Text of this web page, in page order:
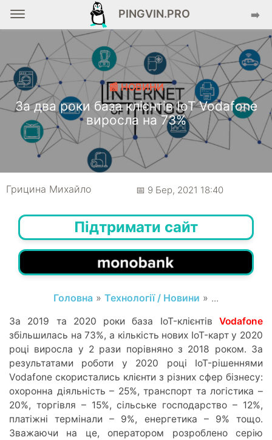
PINGVIN.PRO ➡️
📰 НОВИНИ
За два роки база клієнтів IoT Vodafone
виросла на 73%
Грицина Михайло 📅 9 Бер, 2021 18:40
Підтримати сайт
Головна » Технології / Новини » ...
За 2019 та 2020 роки база IoT-клієнтів Vodafone
збільшилась на 73%, а кількість нових IoT-карт у 2020
році виросла у 2 рази порівняно з 2018 роком. За
результатами роботи у 2020 році IoT-рішеннями
Vodafone скористались клієнти з різних сфер бізнесу:
охоронна діяльність – 25%, транспорт та логістика –
20%, торгівля – 15%, сільське господарство – 12%,
платіжні термінали – 9%, енергетика – 9% тощо.
Зважаючи на це, оператором розроблено серію